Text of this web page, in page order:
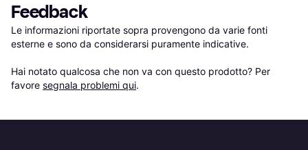
Feedback
Le informazioni riportate sopra provengono da varie fonti
esterne e sono da considerarsi puramente indicative.
Hai notato qualcosa che non va con questo prodotto? Per
favore segnala problemi qui.